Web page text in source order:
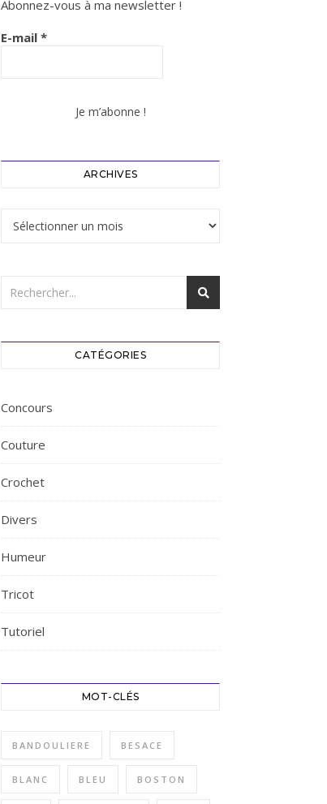
Abonnez-vous à ma newsletter !
E-mail *
ARCHIVES
Archives
CATÉGORIES
Concours
Couture
Crochet
Divers
Humeur
Tricot
Tutoriel
MOT-CLÉS
BANDOULIERE BESACE
BLANC BLEU BOSTON